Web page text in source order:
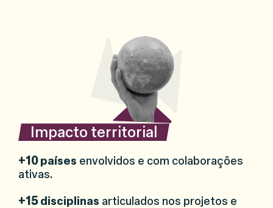
Impacto territorial
+10países envolvidos e com colaborações
ativas.
+15disciplinas articulados nos projetos e